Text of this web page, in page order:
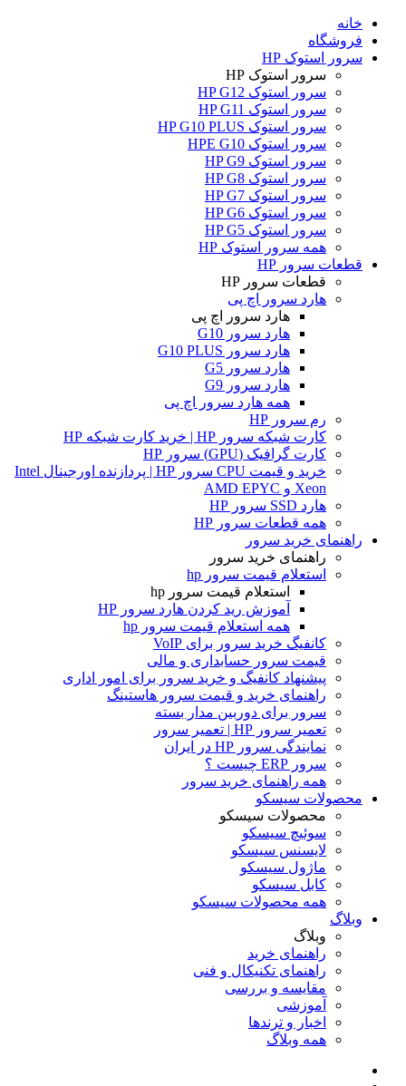
خانه
فروشگاه
سرور استوک HP
سرور استوک HP
سرور استوک HP G12
سرور استوک HP G11
سرور استوک HP G10 PLUS
سرور استوک HPE G10
سرور استوک HP G9
سرور استوک HP G8
سرور استوک HP G7
سرور استوک HP G6
سرور استوک HP G5
همه سرور استوک HP
قطعات سرور HP
قطعات سرور HP
هارد سرور اچ پی
هارد سرور اچ پی
هارد سرور G10
هارد سرور G10 PLUS
هارد سرور G5
هارد سرور G9
همه هارد سرور اچ پی
رم سرور HP
کارت شبکه سرور HP | خرید کارت شبکه HP
کارت گرافیک (GPU) سرور HP
خرید و قیمت CPU سرور HP | پردازنده اورجینال Intel
Xeon و AMD EPYC
هارد SSD سرور HP
همه قطعات سرور HP
راهنمای خرید سرور
راهنمای خرید سرور
استعلام قیمت سرور hp
استعلام قیمت سرور hp
آموزش ريد كردن هارد سرور HP
همه استعلام قیمت سرور hp
کانفیگ خرید سرور برای VoIP
قیمت سرور حسابداری و مالی
پیشنهاد کانفیگ و خرید سرور برای امور اداری
راهنمای خرید و قیمت سرور هاستینگ
سرور برای دوربین مدار بسته
تعمیر سرور HP | تعمیر سرور
نمایندگی سرور HP در ایران
سرور ERP چیست ؟
همه راهنمای خرید سرور
محصولات سیسکو
محصولات سیسکو
سوئیچ سیسکو
لایسنس سیسکو
ماژول سیسکو
کابل سیسکو
همه محصولات سیسکو
وبلاگ
وبلاگ
راهنمای خرید
راهنمای تکنیکال و فنی
مقایسه و بررسی
آموزشی
اخبار و ترندها
همه وبلاگ